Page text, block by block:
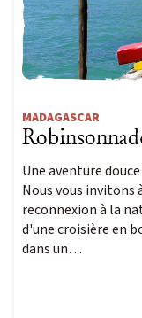
MADAGASCAR
Une aventure
Nous vous invitons
reconnexion à la
d'une croisière en
dans un…